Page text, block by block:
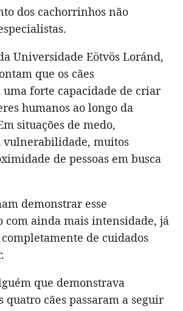
dos cachorrinhos não
Universidade Eötvös Loránd,
que os cães
forte capacidade de criar
humanos ao longo da
situações de medo,
vulnerabilidade, muitos
de pessoas em busca
demonstrar esse
com ainda mais intensidade, já
de cuidados
que demonstrava
quatro cães passaram a seguir